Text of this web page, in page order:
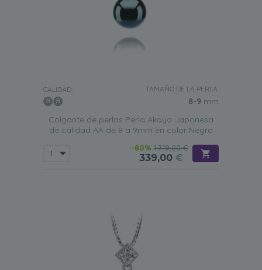
CALIDAD: TAMAÑO DE LA PERLA:
8-9 mm
Colgante de perlas Perla Akoya Japonesa
de calidad AA de 8 a 9mm en color Negro
-80% 1.719,00 €
339,00 €